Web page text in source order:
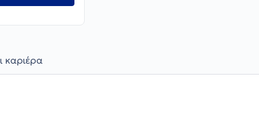
καριέρα